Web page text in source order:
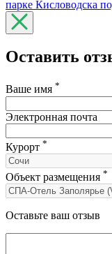
парке Кисловодска
Оставить
Ваше имя *
Электронная почта
Курорт *
Объект размещения *
Оставьте ваш отзыв